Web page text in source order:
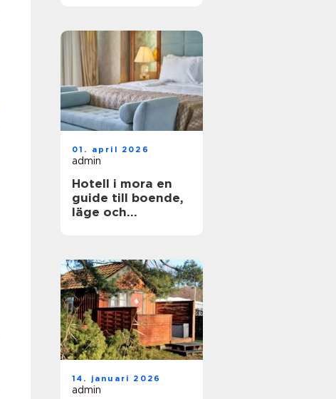
01. april 2026
admin
Hotell i mora en
guide till boende,
läge och
14. januari 2026
admin